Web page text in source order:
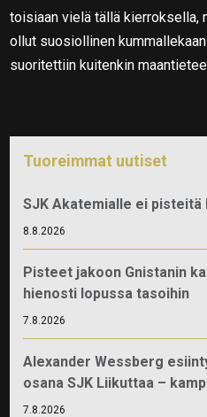
toisiaan vielä tällä kierroksella,
ollut suosiollinen
suoritettiin kuitenkin
Tuoreimmat uutiset
SJK Akatemialle ei
8.8.2026
Pisteet jakoon Gnistanin
hienosti lopussa tasoihin
7.8.2026
Alexander Wessberg
osana SJK Liikuttaa –
7.8.2026